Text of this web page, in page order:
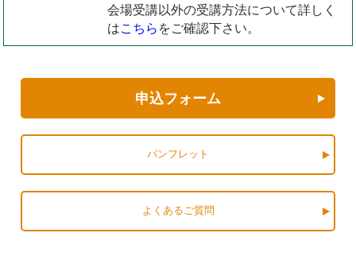
会場受講以外の受講方法について詳しく
はこちらをご確認下さい。
申込フォーム
パンフレット
よくあるご質問